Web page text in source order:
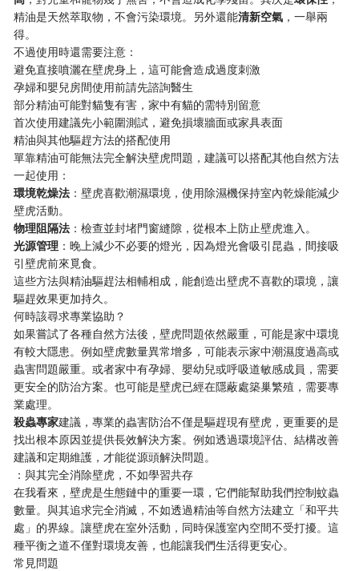
精油是天然萃取物，不會污染環境。另外還能清新空氣 ，一舉兩
得。
不過使用時還需要注意：
避免直接噴灑在壁虎身上，這可能會造成過度刺激
孕婦和嬰兒房間使用前請先諮詢醫生
部分精油可能對貓隻有害，家中有貓的需特別留意
首次使用建議先小範圍測試，避免損壞牆面或家具表面
精油與其他驅趕方法的搭配使用
單靠精油可能無法完全解決壁虎問題，建議可以搭配其他自然方法
一起使用：
環境乾燥法 ：壁虎喜歡潮濕環境，使用除濕機保持室內乾燥能減少
壁虎活動。
物理阻隔法 ：檢查並封堵門窗縫隙，從根本上防止壁虎進入。
光源管理 ：晚上減少不必要的燈光，因為燈光會吸引昆蟲，間接吸
引壁虎前來覓食。
這些方法與精油驅趕法相輔相成，能創造出壁虎不喜歡的環境，讓
驅趕效果更加持久。
何時該尋求專業協助？
如果嘗試了各種自然方法後，壁虎問題依然嚴重，可能是家中環境
有較大隱患。例如壁虎數量異常增多，可能表示家中潮濕度過高或
蟲害問題嚴重。或者家中有孕婦、嬰幼兒或呼吸道敏感成員，需要
更安全的防治方案。也可能是壁虎已經在隱蔽處築巢繁殖，需要專
業處理。
殺蟲專家建議，專業的蟲害防治不僅是驅趕現有壁虎，更重要的是
找出根本原因並提供長效解決方案。例如透過環境評估、結構改善
建議和定期維護，才能從源頭解決問題。
：與其完全消除壁虎，不如學習共存
在我看來，壁虎是生態鏈中的重要一環，它們能幫助我們控制蚊蟲
數量。與其追求完全消滅，不如透過精油等自然方法建立「和平共
處」的界線。讓壁虎在室外活動，同時保護室內空間不受打擾。這
種平衡之道不僅對環境友善，也能讓我們生活得更安心。
常見問題